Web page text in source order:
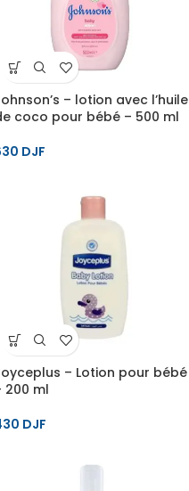
– lotion avec l’huile
coco pour bébé – 500 ml
DJF
– Lotion pour bébé
200 ml
DJF